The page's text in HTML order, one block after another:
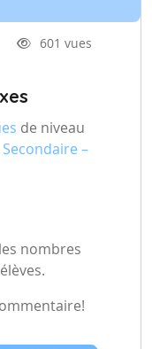
601 vues
de niveau
–
nombres